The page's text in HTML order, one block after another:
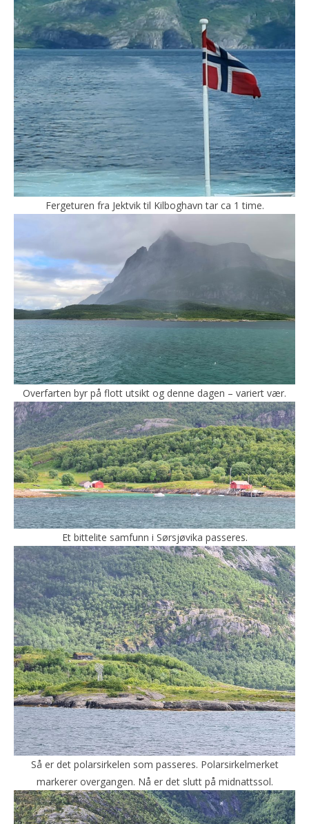
Fergeturen fra Jektvik til Kilboghavn tar ca 1 time.
Overfarten byr på flott utsikt og denne dagen – variert vær.
Et bittelite samfunn i Sørsjøvika passeres.
Så er det polarsirkelen som passeres. Polarsirkelmerket
markerer overgangen. Nå er det slutt på midnattssol.